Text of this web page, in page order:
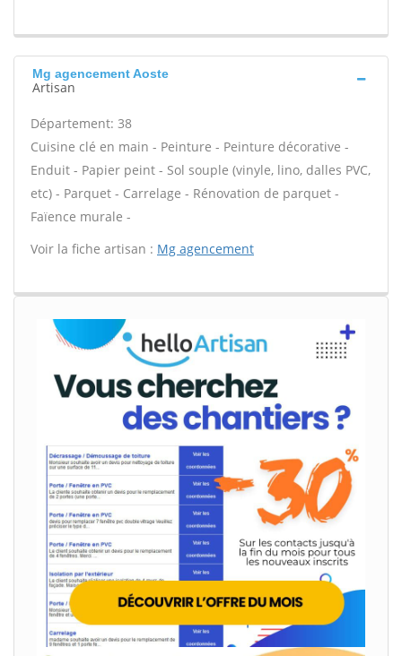
Mg agencement Aoste
Artisan
Département: 38
Cuisine clé en main - Peinture - Peinture décorative -
Enduit - Papier peint - Sol souple (vinyle, lino, dalles PVC,
etc) - Parquet - Carrelage - Rénovation de parquet -
Faïence murale -
Voir la fiche artisan : Mg agencement